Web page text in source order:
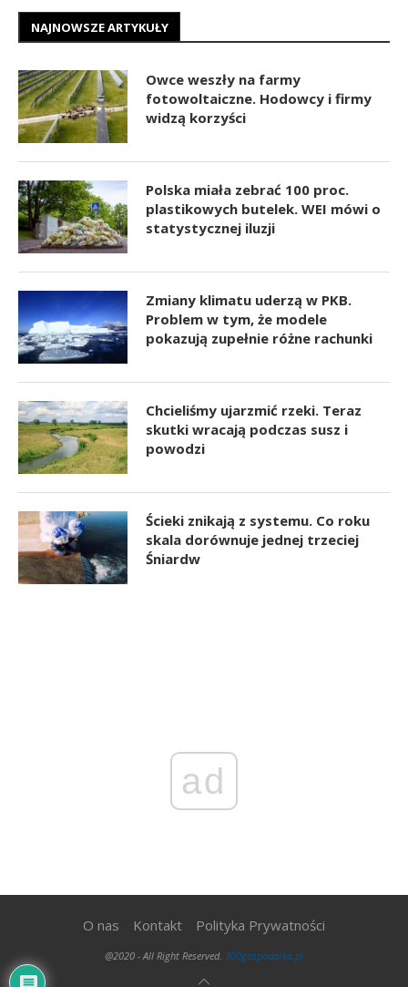
NAJNOWSZE ARTYKUŁY
Owce weszły na farmy
fotowoltaiczne. Hodowcy i firmy
widzą korzyści
Polska miała zebrać 100 proc.
plastikowych butelek. WEI mówi o
statystycznej iluzji
Zmiany klimatu uderzą w PKB.
Problem w tym, że modele
pokazują zupełnie różne rachunki
Chcieliśmy ujarzmić rzeki. Teraz
skutki wracają podczas susz i
powodzi
Ścieki znikają z systemu. Co roku
skala dorównuje jednej trzeciej
Śniardw
ad
O nas Kontakt Polityka Prywatności
@2020 - All Right Reserved. 300gospodarka.pl